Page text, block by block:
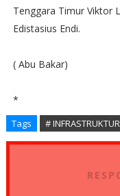
Tenggara Timur Viktor
Edistasius Endi.
( Abu Bakar)
*
Tags # INFRASTRUKTUR